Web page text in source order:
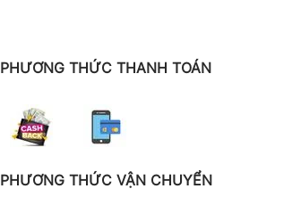
PHƯƠNG THỨC THANH TOÁN
PHƯƠNG THỨC VẬN CHUYỂN